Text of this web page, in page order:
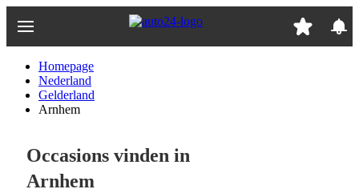
naar
Homepage
Nederland
Gelderland
Arnhem
Occasions vinden in
Arnhem